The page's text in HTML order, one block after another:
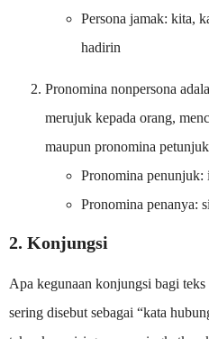
Persona jamak: kita,
hadirin
Pronomina nonpersona
merujuk kepada orang,
maupun pronomina
Pronomina penunjuk:
Pronomina penanya:
2. Konjungsi
Apa kegunaan konjungsi bagi
sering disebut sebagai “kata